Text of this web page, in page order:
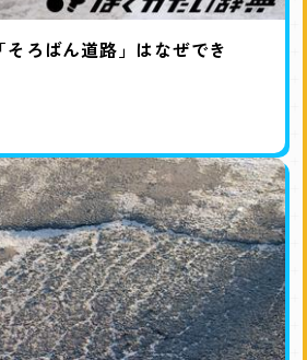
ろばん道路」はなぜでき